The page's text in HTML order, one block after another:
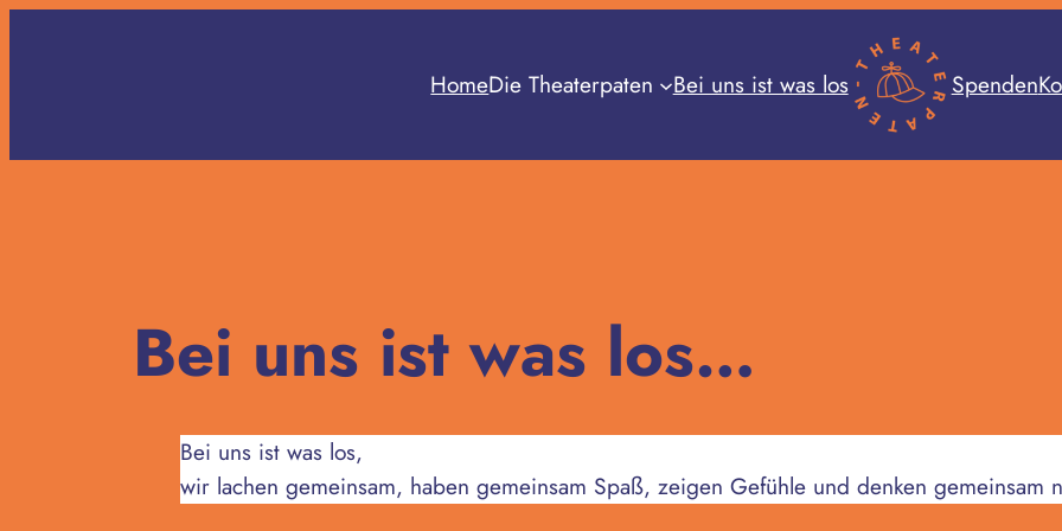
HomeDie Theaterpaten Bei uns ist was los Spenden
Bei uns ist was los…
Bei uns ist was los,
wir lachen gemeinsam, haben gemeinsam Spaß, zeigen Gefühle und denken gemeinsam